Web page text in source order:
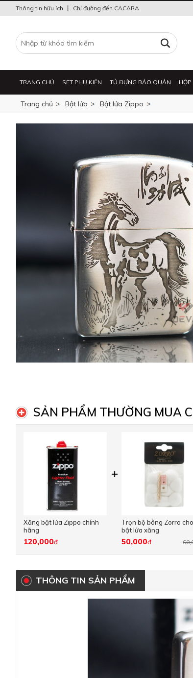
Thông tin hữu ích Chỉ đường đến CACARA
TRANG CHỦ SET PHỤ KIỆN TỦ ĐỰNG BẢO QUẢN
Trang chủ Bật lửa Bật lửa Zippo
SẢN PHẨM THƯỜNG MUA
Xăng bật lửa Zippo chính
hãng
120,000đ
Trọn bộ bông Zorro cho
bật lửa xăng
50,000đ
THÔNG TIN SẢN PHẨM